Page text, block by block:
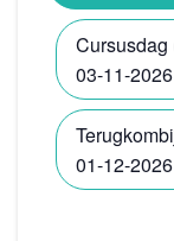
Cursusdag
03-11-2026
01-12-2026